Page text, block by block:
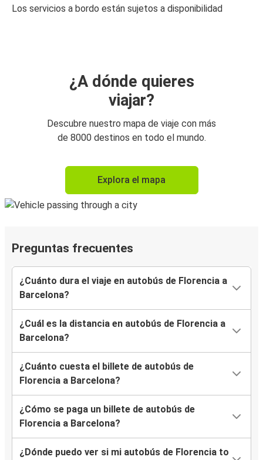
Los servicios a bordo están sujetos a disponibilidad
¿A dónde quieres
viajar?
Descubre nuestro mapa de viaje con más
de 8000 destinos en todo el mundo.
Explora el mapa
Preguntas frecuentes
¿Cuánto dura el viaje en autobús de Florencia a
Barcelona?
¿Cuál es la distancia en autobús de Florencia a
Barcelona?
¿Cuánto cuesta el billete de autobús de
Florencia a Barcelona?
¿Cómo se paga un billete de autobús de
Florencia a Barcelona?
¿Dónde puedo ver si mi autobús de Florencia to